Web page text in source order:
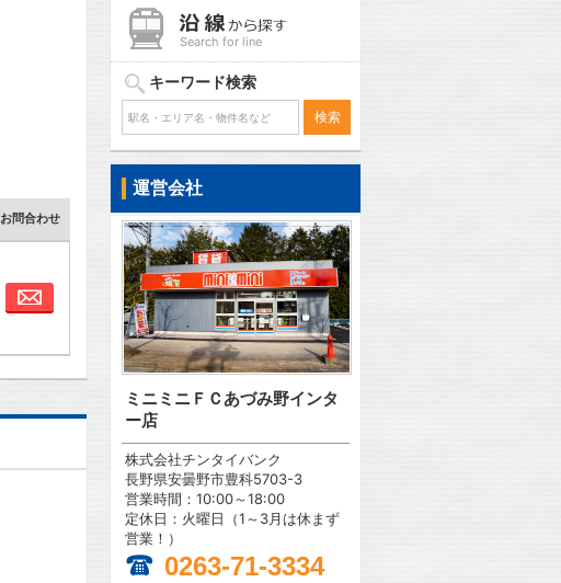
お問合わせ
お問合わせ
Search for line
キーワード検索
運営会社
ミニミニＦＣあづみ野インタ
ー店
株式会社チンタイバンク
長野県安曇野市豊科5703-3
営業時間：10:00～18:00
定休日：火曜日（1～3月は休まず
営業！）
0263-71-3334